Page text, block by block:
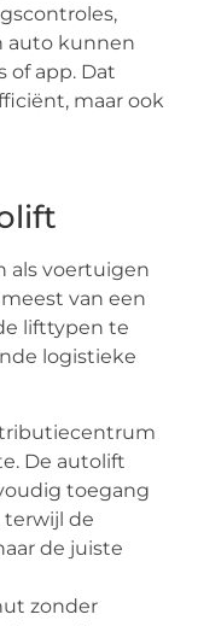
auto kunnen
of app. Dat
maar ook
als voertuigen
van een
lifttypen te
logistieke
De autolift
toegang
terwijl de
de juiste
zonder